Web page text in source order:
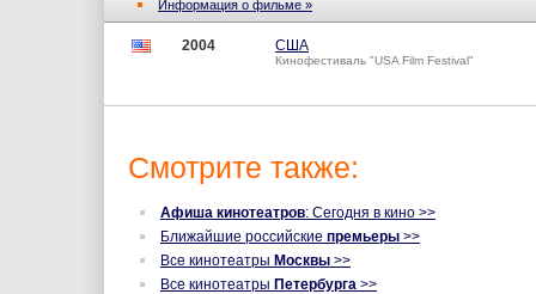
Информация о фильме »
2004 США
Кинофестиваль "USA Film Festival"
Смотрите также:
Афиша кинотеатров: Сегодня в кино >>
Ближайшие российские премьеры >>
Все кинотеатры Москвы >>
Все кинотеатры Петербурга >>